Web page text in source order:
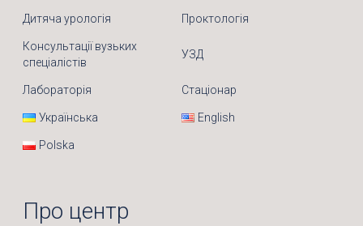
Дитяча урологія Проктологія
Консультації вузьких
спеціалістів
УЗД
Лабораторія Стаціонар
Українська English
Polska
Про центр